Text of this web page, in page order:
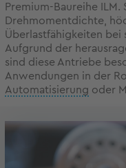
Premium-Baureihe
Drehmomentdichte,
Überlastfähigkeiten bei
Aufgrund der
sind diese Antriebe
Anwendungen in der
Automatisierung oder